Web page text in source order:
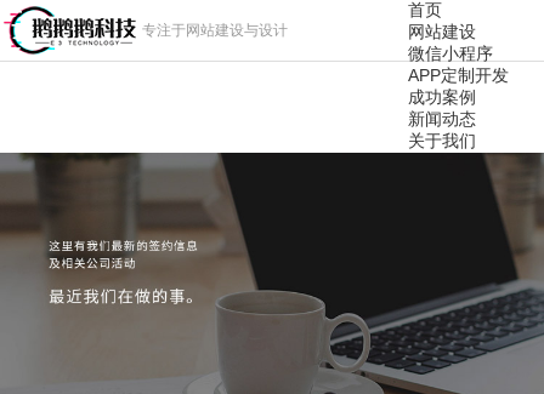
专注于网站建设与设计
首页
网站建设
微信小程序
APP定制开发
成功案例
新闻动态
关于我们